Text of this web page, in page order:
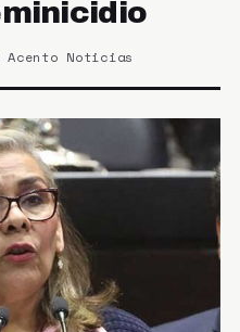
Acento Noticias